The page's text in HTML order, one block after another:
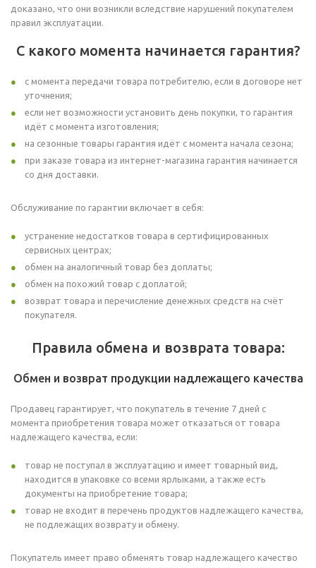
доказано, что они возникли вследствие нарушений покупателем
правил эксплуатации.
С какого момента начинается гарантия?
с момента передачи товара потребителю, если в договоре нет
уточнения;
если нет возможности установить день покупки, то гарантия
идёт с момента изготовления;
на сезонные товары гарантия идёт с момента начала сезона;
при заказе товара из интернет-магазина гарантия начинается
со дня доставки.
Обслуживание по гарантии включает в себя:
устранение недостатков товара в сертифицированных
сервисных центрах;
обмен на аналогичный товар без доплаты;
обмен на похожий товар с доплатой;
возврат товара и перечисление денежных средств на счёт
покупателя.
Правила обмена и возврата товара:
Обмен и возврат продукции надлежащего качества
Продавец гарантирует, что покупатель в течение 7 дней с
момента приобретения товара может отказаться от товара
надлежащего качества, если:
товар не поступал в эксплуатацию и имеет товарный вид,
находится в упаковке со всеми ярлыками, а также есть
документы на приобретение товара;
товар не входит в перечень продуктов надлежащего качества,
не подлежащих возврату и обмену.
Покупатель имеет право обменять товар надлежащего качество